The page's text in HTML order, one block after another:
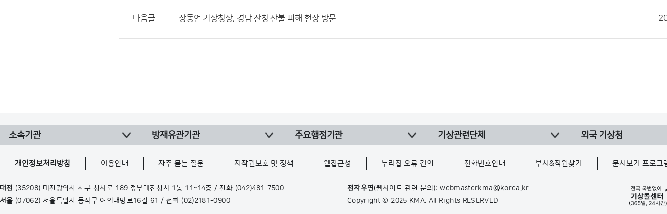
다음글 장동언 기상청장, 경남 산청 산불 피해 현장 방문
소속기관 방재유관기관 주요행정기관 기상관련단체 외국 기상청
개인정보처리방침 이용안내 자주 묻는 질문 저작권보호 및 정책 웹접근성 누리집 오류 건의 전화번호안내 부서&직원찾기 문서보기 프로그
대전 (35208) 대전광역시 서구 청사로 189 정부대전청사 1동 11~14층 / 전화 (042)481-7500
서울 (07062) 서울특별시 동작구 여의대방로16길 61 / 전화 (02)2181-0900
전자우편(웹사이트 관련 문의): webmasterkma@korea.kr
Copyright © 2025 KMA. All Rights RESERVED